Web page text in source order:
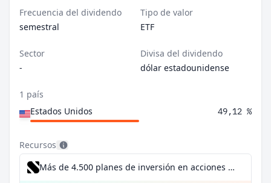
Frecuencia del dividendo
semestral
Tipo de valor
ETF
Sector
-
Divisa del dividendo
dólar estadounidense
1 país
Estados Unidos
49,12 %
Recursos
Más de 4.500 planes de inversión en acciones desde 1 €